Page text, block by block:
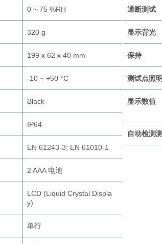
0 ~ 75 %RH
320 g
199 x 62 x 40 mm
-10 ~ +50 °C
Black
IP64
EN 61243-3; EN 61010-1
2 AAA 电池
LCD (Liquid Crystal Displa
y)
单行
通断测试
显示背光
保持
测试点照明
显示数值
自动检测